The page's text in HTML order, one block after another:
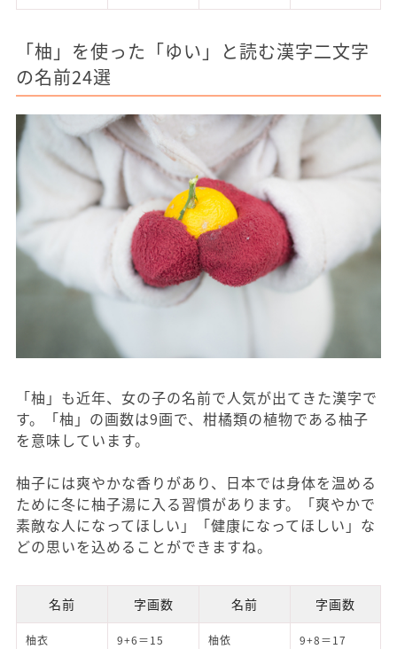
「柚」を使った「ゆい」と読む漢字二文字
の名前24選
「柚」も近年、女の子の名前で人気が出てきた漢字で
す。「柚」の画数は9画で、柑橘類の植物である柚子
を意味しています。
柚子には爽やかな香りがあり、日本では身体を温める
ために冬に柚子湯に入る習慣があります。「爽やかで
素敵な人になってほしい」「健康になってほしい」な
どの思いを込めることができますね。
名前 字画数 名前 字画数
柚衣 9+6＝15 柚依 9+8＝17